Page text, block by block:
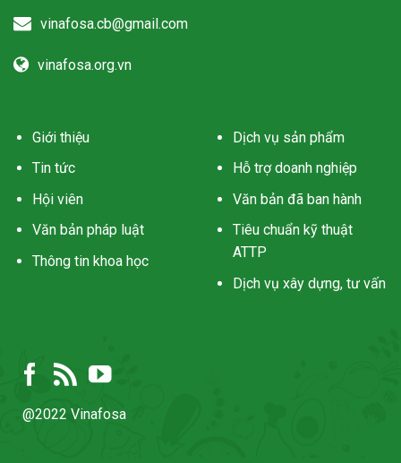
vinafosa.cb@gmail.com
vinafosa.org.vn
Giới thiệu
Tin tức
Hội viên
Văn bản pháp luật
Thông tin khoa học
Dịch vụ sản phẩm
Hỗ trợ doanh nghiệp
Văn bản đã ban hành
Tiêu chuẩn kỹ thuật
ATTP
Dịch vụ xây dựng, tư vấn
@2022 Vinafosa